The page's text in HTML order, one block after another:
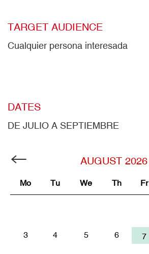
TARGET AUDIENCE
Cualquier persona interesada
DATES
DE JULIO A SEPTIEMBRE
AUGUST 2026
Mo Tu We Th Fr
3 4 5 6 7